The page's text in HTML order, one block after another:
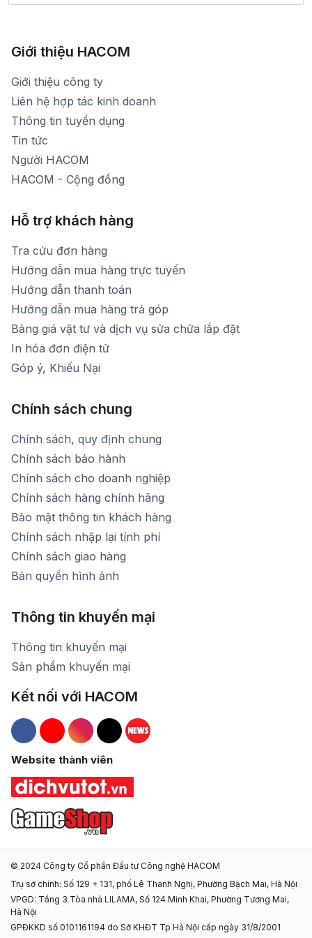
Xem bản đồ đường đi
Thời gian mở cửa: Từ 8h30-19h hàng ngày
Xem bản đồ đường đi
1900 1903 (máy lẻ 159) -(028)73000322
1900 1903 (máy lẻ 160)
[email protected]
Thời gian mở cửa: Từ 8h30-20h hàng ngày
Giới thiệu HACOM
Giới thiệu công ty
Liên hệ hợp tác kinh doanh
Thông tin tuyển dụng
Tin tức
Người HACOM
HACOM - Cộng đồng
Hỗ trợ khách hàng
Tra cứu đơn hàng
Hướng dẫn mua hàng trực tuyến
Hướng dẫn thanh toán
Hướng dẫn mua hàng trả góp
Bảng giá vật tư và dịch vụ sửa chữa lắp đặt
In hóa đơn điện tử
Góp ý, Khiếu Nại
Chính sách chung
Chính sách, quy định chung
Chính sách bảo hành
Chính sách cho doanh nghiệp
Chính sách hàng chính hãng
Bảo mật thông tin khách hàng
Chính sách nhập lại tính phí
Chính sách giao hàng
Bản quyền hình ảnh
Thông tin khuyến mại
Thông tin khuyến mại
Sản phẩm khuyến mại
Kết nối với HACOM
Hacom Facebook
Hacom YouTube
Hacom Instagram
Hacom TikTok
Website thành viên
© 2024 Công ty Cổ phần Đầu tư Công nghệ HACOM
Trụ sở chính: Số 129 + 131, phố Lê Thanh Nghị, Phường Bạch Mai, Hà Nội
VPGD: Tầng 3 Tòa nhà LILAMA, Số 124 Minh Khai, Phường Tương Mai,
Hà Nội
GPĐKKD số 0101161194 do Sở KHĐT Tp Hà Nội cấp ngày 31/8/2001